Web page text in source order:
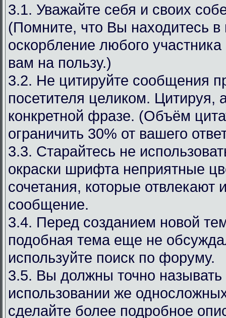
3.1. Уважайте себя и своих
(Помните, что Вы находитесь
оскорбление любого
вам на пользу.)
3.2. Не цитируйте сообщения
посетителя целиком. Цитируя,
конкретной фразе. (Объём
ограничить 30% от вашего
3.3. Старайтесь не
окраски шрифта неприятные
сочетания, которые отвлекают
сообщение.
3.4. Перед созданием новой
подобная тема еще не
используйте поиск по форуму.
3.5. Вы должны точно
использовании же
сделайте более подробное